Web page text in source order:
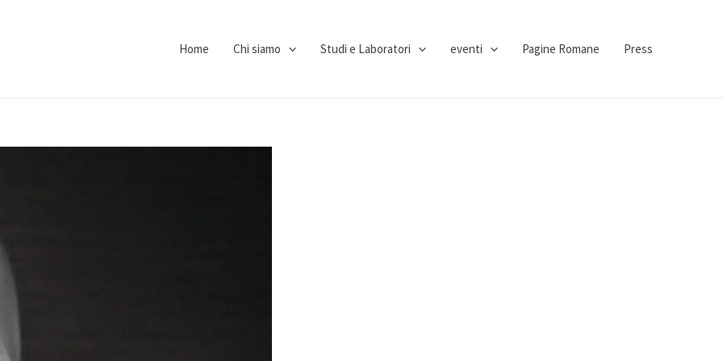
Home Chi siamo Studi e Laboratori eventi Pagine Romane Press